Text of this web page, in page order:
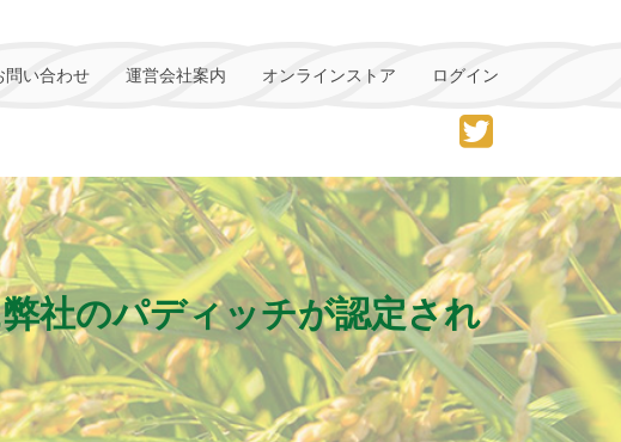
ログイン
オンラインストア
運営会社案内
問い合わせ
社のパディッチが認定され